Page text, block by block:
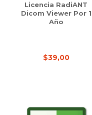
Licencia RadiANT
Dicom Viewer Por 1
Año
$39,00